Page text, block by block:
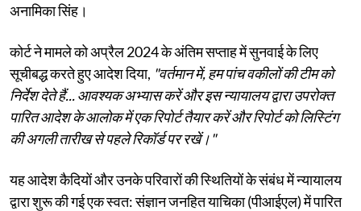
अनामिका सिंह।
कोर्ट ने मामले को अप्रैल 2024 के अंतिम सप्ताह में सुनवाई के लिए
सूचीबद्ध करते हुए आदेश दिया, "वर्तमान में, हम पांच वकीलों की टीम को
निर्देश देते हैं... आवश्यक अभ्यास करें और इस न्यायालय द्वारा उपरोक्त
पारित आदेश के आलोक में एक रिपोर्ट तैयार करें और रिपोर्ट को लिस्टिंग
की अगली तारीख से पहले रिकॉर्ड पर रखें।"
यह आदेश कैदियों और उनके परिवारों की स्थितियों के संबंध में न्यायालय
द्वारा शुरू की गई एक स्वत: संज्ञान जनहित याचिका (पीआईएल) में पारित